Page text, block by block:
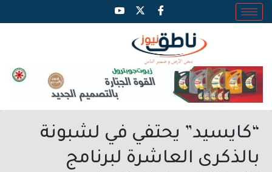
“كايسيد” يحتفي في لشبونة
بالذكرى العاشرة لبرنامج